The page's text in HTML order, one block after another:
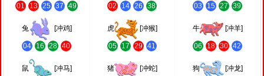
01 13 25 37 49 02 14 26 38 03 15 27 39
兔 [冲鸡]
04 16 28 40
虎 [冲猴]
05 17 29 41
牛 [冲羊]
06 18 30 42
鼠 [冲马] 猪 [冲蛇] 狗 [冲龙]